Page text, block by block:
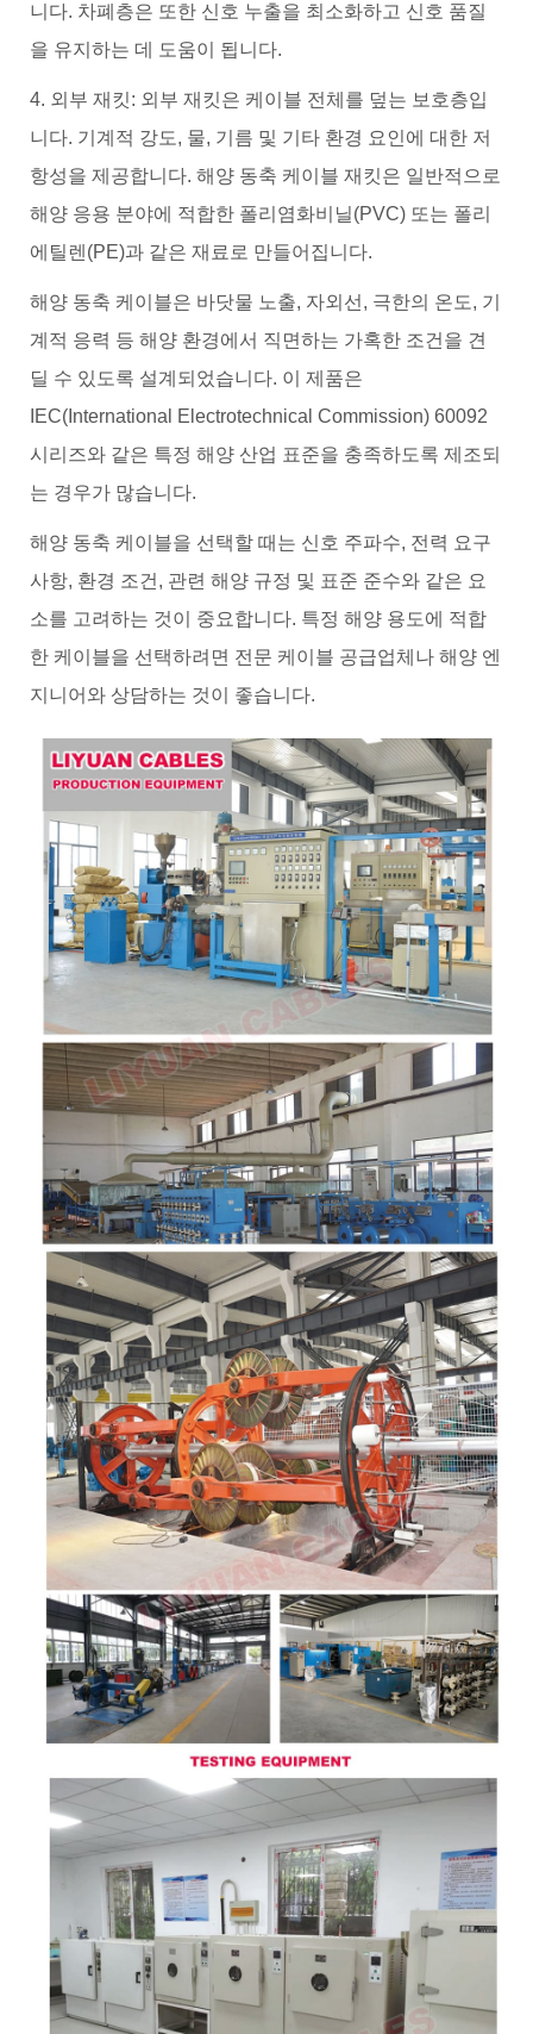
니다. 차폐층은 또한 신호 누출을 최소화하고 신호 품질
을 유지하는 데 도움이 됩니다.
4. 외부 재킷: 외부 재킷은 케이블 전체를 덮는 보호층입
니다. 기계적 강도, 물, 기름 및 기타 환경 요인에 대한 저
항성을 제공합니다. 해양 동축 케이블 재킷은 일반적으로
해양 응용 분야에 적합한 폴리염화비닐(PVC) 또는 폴리
에틸렌(PE)과 같은 재료로 만들어집니다.
해양 동축 케이블은 바닷물 노출, 자외선, 극한의 온도, 기
계적 응력 등 해양 환경에서 직면하는 가혹한 조건을 견
딜 수 있도록 설계되었습니다. 이 제품은
IEC(International Electrotechnical Commission) 60092
시리즈와 같은 특정 해양 산업 표준을 충족하도록 제조되
는 경우가 많습니다.
해양 동축 케이블을 선택할 때는 신호 주파수, 전력 요구
사항, 환경 조건, 관련 해양 규정 및 표준 준수와 같은 요
소를 고려하는 것이 중요합니다. 특정 해양 용도에 적합
한 케이블을 선택하려면 전문 케이블 공급업체나 해양 엔
지니어와 상담하는 것이 좋습니다.